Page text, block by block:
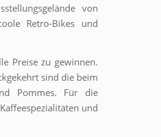
von
Retro-Bikes und
Preise zu gewinnen.
sind die beim
Pommes. Für die
und